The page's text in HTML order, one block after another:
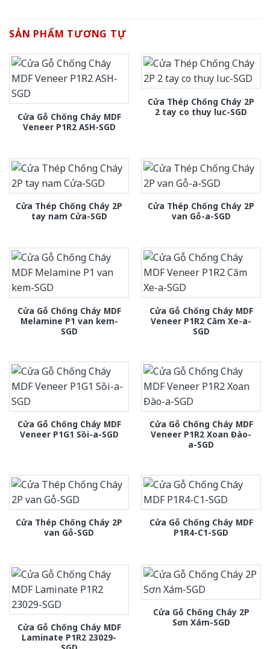
SẢN PHẨM TƯƠNG TỰ
Cửa Gỗ Chống Cháy MDF
Veneer P1R2 ASH-SGD
Cửa Thép Chống Cháy 2P
2 tay co thuy luc-SGD
Cửa Thép Chống Cháy 2P
tay nam Cửa-SGD
Cửa Thép Chống Cháy 2P
van Gỗ-a-SGD
Cửa Gỗ Chống Cháy MDF
Melamine P1 van kem-
SGD
Cửa Gỗ Chống Cháy MDF
Veneer P1R2 Căm Xe-a-
SGD
Cửa Gỗ Chống Cháy MDF
Veneer P1G1 Sồi-a-SGD
Cửa Gỗ Chống Cháy MDF
Veneer P1R2 Xoan Đào-
a-SGD
Cửa Thép Chống Cháy 2P
van Gỗ-SGD
Cửa Gỗ Chống Cháy MDF
P1R4-C1-SGD
Cửa Gỗ Chống Cháy MDF
Laminate P1R2 23029-
Cửa Gỗ Chống Cháy 2P
Sơn Xám-SGD